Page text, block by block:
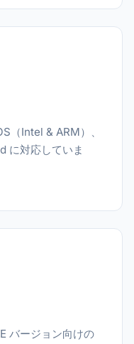
（Intel & ARM）、
に対応していま
バージョン向けの